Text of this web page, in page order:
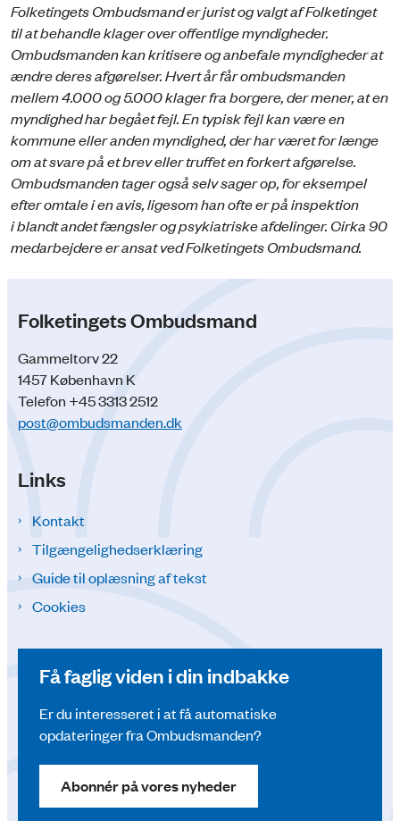
Folketingets Ombudsmand er jurist og valgt af Folketinget
til at behandle klager over offentlige myndigheder.
Ombudsmanden kan kritisere og anbefale myndigheder at
ændre deres afgørelser. Hvert år får ombudsmanden
mellem 4.000 og 5.000 klager fra borgere, der mener, at en
myndighed har begået fejl. En typisk fejl kan være en
kommune eller anden myndighed, der har været for længe
om at svare på et brev eller truffet en forkert afgørelse.
Ombudsmanden tager også selv sager op, for eksempel
efter omtale i en avis, ligesom han ofte er på inspektion
i blandt andet fængsler og psykiatriske afdelinger. Cirka 90
medarbejdere er ansat ved Folketingets Ombudsmand.
Folketingets Ombudsmand
Gammeltorv 22
1457 København K
Telefon +45 3313 2512
post@ombudsmanden.dk
Links
Kontakt
Tilgængelighedserklæring
Guide til oplæsning af tekst
Cookies
Få faglig viden i din indbakke
Er du interesseret i at få automatiske
opdateringer fra Ombudsmanden?
Abonnér på vores nyheder